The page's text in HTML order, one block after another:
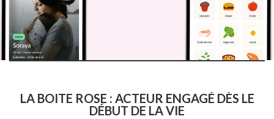
LA BOITE ROSE : ACTEUR ENGAGÉ DÈS LE
DÉBUT DE LA VIE